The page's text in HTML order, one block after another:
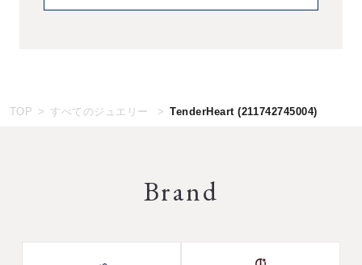
TOP すべてのジュエリー TenderHeart(211742745004)
Brand